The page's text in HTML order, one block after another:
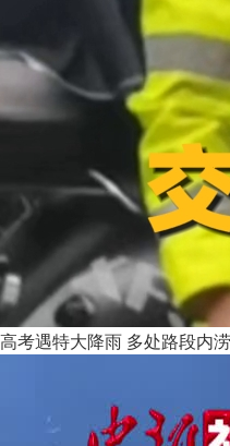
高考遇特大降雨 多处路段内